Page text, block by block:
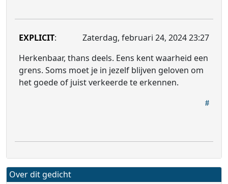
EXPLICIT:
Zaterdag, februari 24, 2024 23:27
Herkenbaar, thans deels. Eens kent waarheid een
grens. Soms moet je in jezelf blijven geloven om
het goede of juist verkeerde te erkennen.
Over dit gedicht